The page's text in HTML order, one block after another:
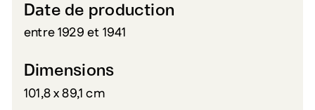
Date de production
entre 1929 et 1941
Dimensions
101,8 x 89,1 cm